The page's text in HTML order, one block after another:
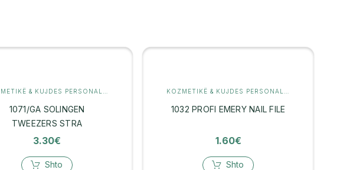
RROJE & DEPILIM
1071/GA SOLINGEN
TWEEZERS STRA
3.30€
Shto
1032 PROFI EMERY NAIL FILE
1.60€
Shto